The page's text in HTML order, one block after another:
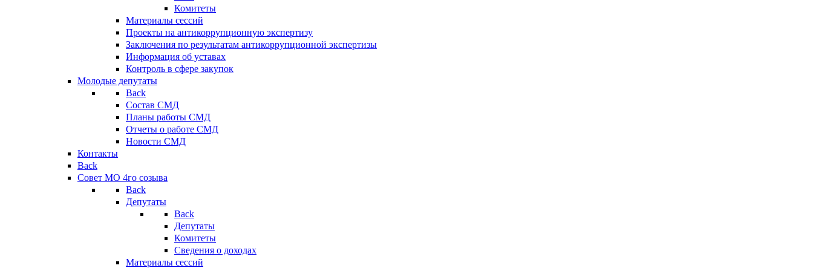
Комитеты
Материалы сессий
Проекты на антикоррупционную экспертизу
Заключения по результатам антикоррупционной экспертизы
Информация об уставах
Контроль в сфере закупок
Молодые депутаты
Back
Состав СМД
Планы работы СМД
Отчеты о работе СМД
Новости СМД
Контакты
Back
Совет МО 4го созыва
Back
Депутаты
Back
Депутаты
Комитеты
Сведения о доходах
Материалы сессий